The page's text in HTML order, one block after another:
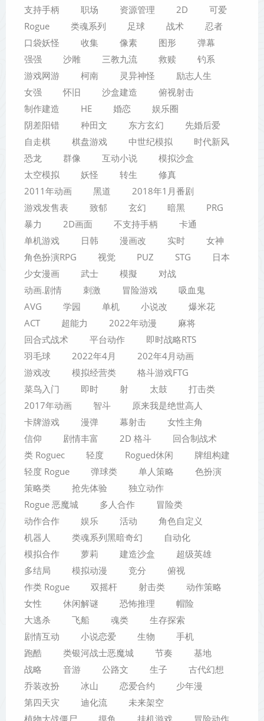
支持手柄
职场 资源管理 2D
可爱
Rogue
类魂系列 足球 战术
忍者
口袋妖怪
收集 像素 图形
弹幕
强强
沙雕 三教九流 救赎
钓系
游戏网游
柯南 灵异神怪
励志人生
女强
怀旧 沙盒建造
俯视射击
制作建造
HE 婚恋
娱乐圈
阴差阳错
种田文 东方玄幻
先婚后爱
自走棋
棋盘游戏 中世纪模拟
时代新风
恐龙
群像 互动小说
模拟沙盒
太空模拟
妖怪 转生
修真
2011年动画
黑道
2018年1月番剧
游戏发售表
致郁 玄幻 暗黑
PRG
暴力
2D画面 不支持手柄
卡通
单机游戏
日韩 漫画改 实时
女神
角色扮演RPG
视觉 PUZ STG
日本
少女漫画
武士 模擬
对战
动画.剧情
刺激 冒险游戏
吸血鬼
AVG
学园 单机 小说改
爆米花
ACT
超能力 2022年动漫
麻将
回合式战术
平台动作
即时战略RTS
羽毛球
2022年4月
202年4月动画
游戏改
模拟经营类
格斗游戏FTG
菜鸟入门
即时 射 太鼓
打击类
2017年动画
智斗
原来我是绝世高人
卡牌游戏
漫弹 幕射击
女性主角
信仰
剧情丰富 2D 格斗
回合制战术
类 Roguec
轻度 Rogued休闲
牌组构建
轻度 Rogue
弹球类 单人策略
色扮演
策略类
抢先体验
独立动作
Rogue 恶魔城
多人合作
冒险类
动作合作
娱乐 活动
角色自定义
机器人
类魂系列黑暗奇幻
自动化
模拟合作
萝莉 建造沙盒
超级英雄
多结局
模拟动漫 竞分
俯视
作类 Rogue
双摇杆 射击类
动作策略
女性
休闲解谜 恐怖推理
帽险
大逃杀
飞船 魂类
生存探索
剧情互动
小说恋爱 生物
手机
跑酷
类银河战士恶魔城 节奏
基地
战略
音游 公路文 生子
古代幻想
乔装改扮
冰山 恋爱合约
少年漫
第四天灾
迪化流
未来架空
植物大战僵尸
摸鱼 挂机游戏 冒险动作